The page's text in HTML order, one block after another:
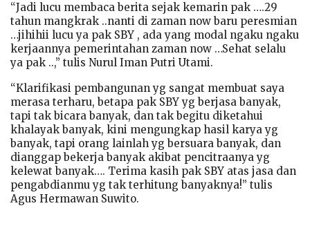
“Jadi lucu membaca berita sejak kemarin pak ….29
tahun mangkrak ..nanti di zaman now baru peresmian
…jihihii lucu ya pak SBY , ada yang modal ngaku ngaku
kerjaannya pemerintahan zaman now …Sehat selalu
ya pak ..,” tulis Nurul Iman Putri Utami.
“Klarifikasi pembangunan yg sangat membuat saya
merasa terharu, betapa pak SBY yg berjasa banyak,
tapi tak bicara banyak, dan tak begitu diketahui
khalayak banyak, kini mengungkap hasil karya yg
banyak, tapi orang lainlah yg bersuara banyak, dan
dianggap bekerja banyak akibat pencitraanya yg
kelewat banyak…. Terima kasih pak SBY atas jasa dan
pengabdianmu yg tak terhitung banyaknya!” tulis
Agus Hermawan Suwito.